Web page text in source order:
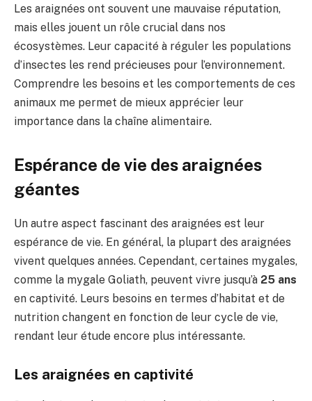
Les araignées ont souvent une mauvaise réputation,
mais elles jouent un rôle crucial dans nos
écosystèmes. Leur capacité à réguler les populations
d’insectes les rend précieuses pour l’environnement.
Comprendre les besoins et les comportements de ces
animaux me permet de mieux apprécier leur
importance dans la chaîne alimentaire.
Espérance de vie des araignées
géantes
Un autre aspect fascinant des araignées est leur
espérance de vie. En général, la plupart des araignées
vivent quelques années. Cependant, certaines mygales,
comme la mygale Goliath, peuvent vivre jusqu’à 25 ans
en captivité. Leurs besoins en termes d’habitat et de
nutrition changent en fonction de leur cycle de vie,
rendant leur étude encore plus intéressante.
Les araignées en captivité